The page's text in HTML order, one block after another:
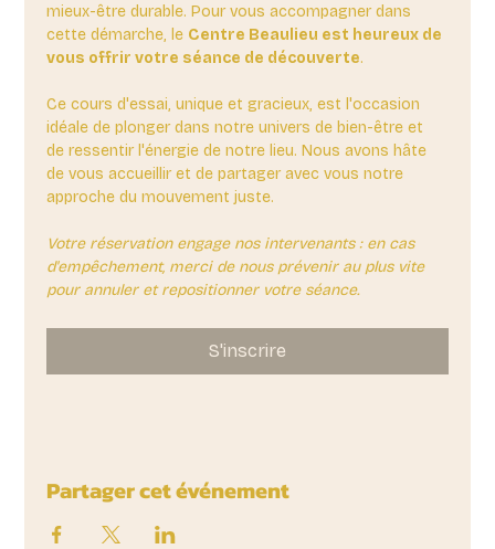
mieux-être durable. Pour vous accompagner dans
cette démarche, le Centre Beaulieu est heureux de
vous offrir votre séance de découverte.
Ce cours d'essai, unique et gracieux, est l'occasion
idéale de plonger dans notre univers de bien-être et
de ressentir l'énergie de notre lieu. Nous avons hâte
de vous accueillir et de partager avec vous notre
approche du mouvement juste.
Votre réservation engage nos intervenants : en cas
d'empêchement, merci de nous prévenir au plus vite
pour annuler et repositionner votre séance.
S'inscrire
Partager cet événement